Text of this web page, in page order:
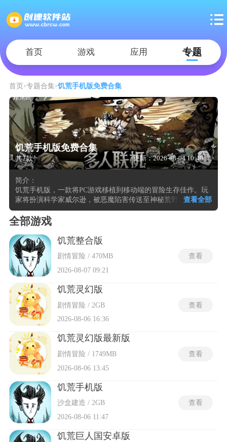
首页 游戏 应用 专题
首页 专题合集 饥荒手机版免费合集
饥荒手机版免费合集
共7款 更新：2026-08-04 10:40
简介：
饥荒手机版，一款将PC游戏移植到移动端的冒险生存佳作。玩
家将扮演科学家威尔逊，被恶魔陷害传送至神秘荒野世界，开
启一场充满未知与挑战的生存之旅。游戏以独特的黑暗风格和
异想天开的视觉效果呈现，2D人物与3D世界的巧妙结合，构建
出一个光怪陆离的异世界。玩家需要在随机生成的广阔地图中
探索，收集资源、制作工具、建造基地，同时应对四季变换、
怪物袭击等复杂环境。游戏的生存三要素——饥饿值、生命值
和理智值，相互影响，考验玩家的策略与应变能力。体验到高
度自由的玩法，选择在猪村附近建立基地，还是在地图中心均
衡发展，都能找到适合自己的生存策略。
查看全部
全部游戏
饥荒整合版
剧情冒险 / 470MB
2026-08-07 09:21
查看
饥荒灵幻版
剧情冒险 / 2GB
2026-08-06 16:36
查看
饥荒灵幻版最新版
剧情冒险 / 1749MB
2026-08-06 13:45
查看
饥荒手机版
沙盒建造 / 2GB
2026-08-06 11:47
查看
饥荒巨人国安卓版